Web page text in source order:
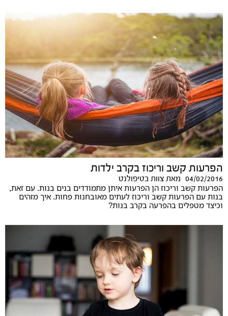
הפרעות קשב וריכוז בקרב ילדות
04/02/2016 מאת צוות בטיפולנט
הפרעות קשב וריכוז הן הפרעות איתן מתמודדים בנים בנות. עם זאת,
בנות עם הפרעות קשב וריכוז לעתים מאובחנות פחות. איך מזהים
וכיצד מטפלים בהפרעה בקרב בנות?